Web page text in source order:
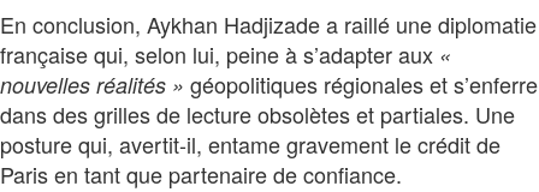
En conclusion, Aykhan Hadjizade a raillé une diplomatie
française qui, selon lui, peine à s’adapter aux «
nouvelles réalités » géopolitiques régionales et s’enferre
dans des grilles de lecture obsolètes et partiales. Une
posture qui, avertit-il, entame gravement le crédit de
Paris en tant que partenaire de confiance.